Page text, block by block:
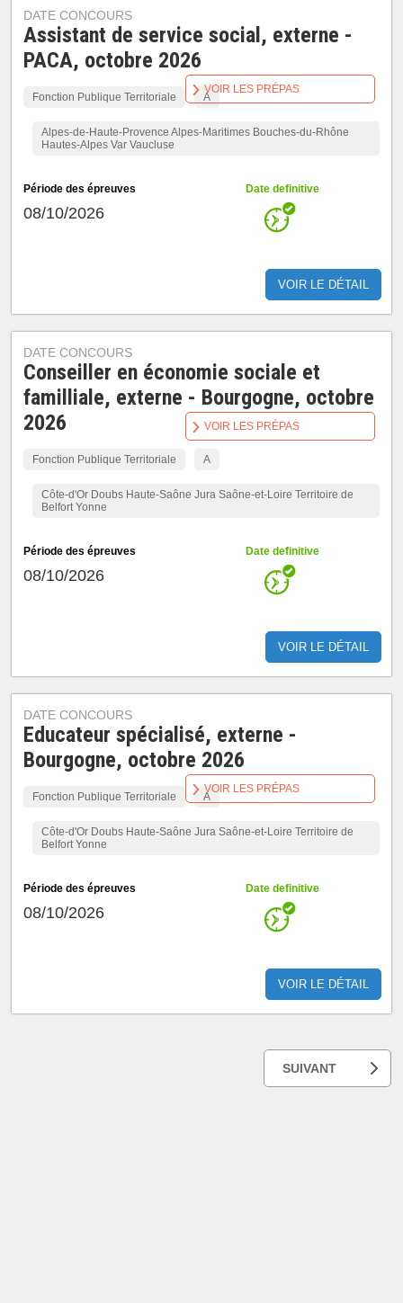
DATE CONCOURS
Assistant de service social, externe -
PACA, octobre 2026
Fonction Publique Territoriale A
Alpes-de-Haute-Provence Alpes-Maritimes Bouches-du-Rhône
Hautes-Alpes Var Vaucluse
Période des épreuves
08/10/2026
Date definitive
VOIR LE DÉTAIL
VOIR LES PRÉPAS
DATE CONCOURS
Conseiller en économie sociale et
familliale, externe - Bourgogne, octobre
2026
Fonction Publique Territoriale A
Côte-d'Or Doubs Haute-Saône Jura Saône-et-Loire Territoire de
Belfort Yonne
Période des épreuves
08/10/2026
Date definitive
VOIR LE DÉTAIL
VOIR LES PRÉPAS
DATE CONCOURS
Educateur spécialisé, externe -
Bourgogne, octobre 2026
Fonction Publique Territoriale A
Côte-d'Or Doubs Haute-Saône Jura Saône-et-Loire Territoire de
Belfort Yonne
Période des épreuves
08/10/2026
Date definitive
VOIR LE DÉTAIL
VOIR LES PRÉPAS
SUIVANT